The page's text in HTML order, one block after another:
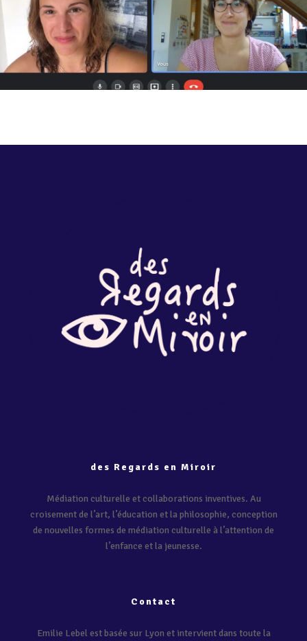
des Regards en Miroir
Médiation culturelle et collaborations inventives. Au
croisement de l’art, l’éducation et la philosophie, conception
de nouvelles formes de médiation culturelle à l’attention de
l’enfance et la jeunesse.
Contact
Emilie Lebel est basée sur Lyon et intervient dans toute la